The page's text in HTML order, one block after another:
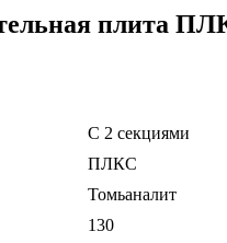
плита
С 2 секциями
ПЛКС
Томьаналит
130